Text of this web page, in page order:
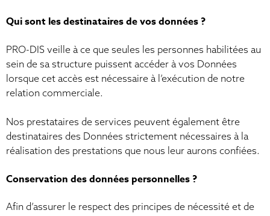
Qui sont les destinataires de vos données ?
PRO-DIS veille à ce que seules les personnes habilitées au
sein de sa structure puissent accéder à vos Données
lorsque cet accès est nécessaire à l’exécution de notre
relation commerciale.
Nos prestataires de services peuvent également être
destinataires des Données strictement nécessaires à la
réalisation des prestations que nous leur aurons confiées.
Conservation des données personnelles ?
Afin d’assurer le respect des principes de nécessité et de